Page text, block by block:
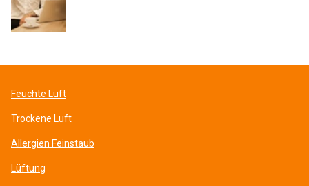
Feuchte Luft
Trockene Luft
Allergien Feinstaub
Lüftung